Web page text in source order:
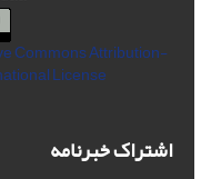
Commons Attribution-
License
اشتراک خبرنامه